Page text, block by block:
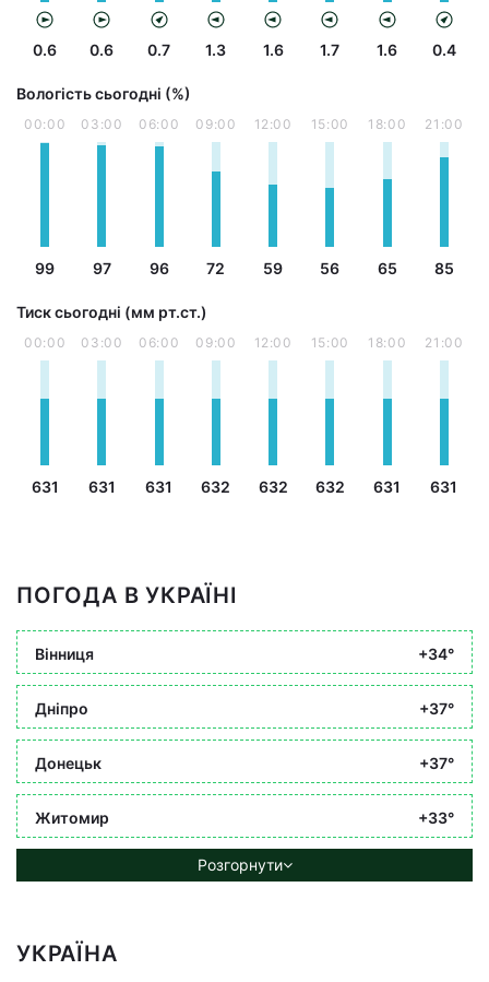
0.6 0.6 0.7 1.3 1.6 1.7 1.6 0.4
Вологість сьогодні (%)
00:00
99
03:00
97
06:00
96
09:00
72
12:00
59
15:00
56
18:00
65
21:00
85
Тиск сьогодні (мм рт.ст.)
00:00
631
03:00
631
06:00
631
09:00
632
12:00
632
15:00
632
18:00
631
21:00
631
ПОГОДА В УКРАЇНІ
Вінниця +34°
Дніпро +37°
Донецьк +37°
Житомир +33°
Розгорнути
УКРАЇНА